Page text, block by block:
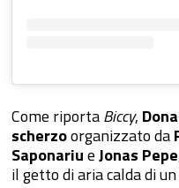
Come riportaBiccy,
scherzoorganizzato da
SaponariueJonas Pepe
il getto di aria calda di